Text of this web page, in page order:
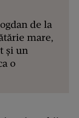
de la
mare,
și un
o